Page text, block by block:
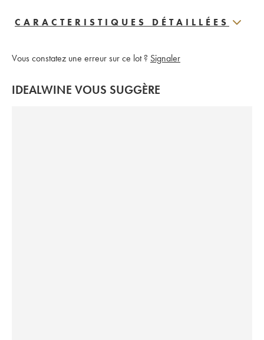
CARACTERISTIQUES DÉTAILLÉES
Vous constatez une erreur sur ce lot ? Signaler
IDEALWINE VOUS SUGGÈRE